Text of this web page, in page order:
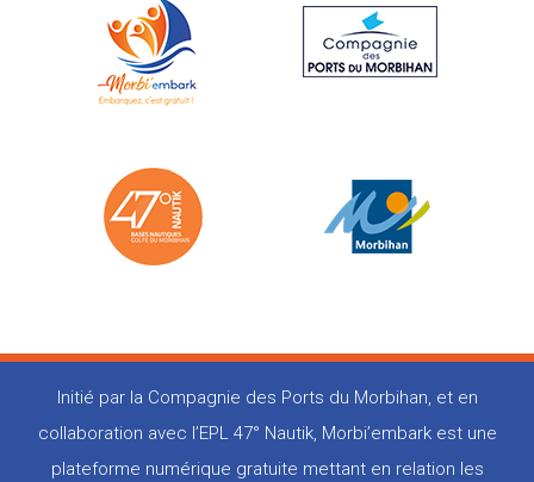
Initié par la Compagnie des Ports du Morbihan, et en
collaboration avec l’EPL 47° Nautik, Morbi’embark est une
plateforme numérique gratuite mettant en relation les